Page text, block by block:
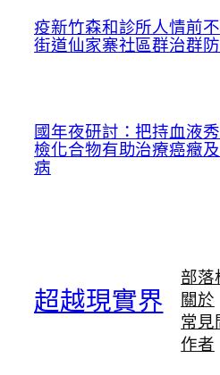
疫新竹森和診所人情前
街道仙家寨社區群治群
國年夜研討：把持血液
檢化合物有助治療癌癥
病
超越現實界
部落
關於
常見
作者